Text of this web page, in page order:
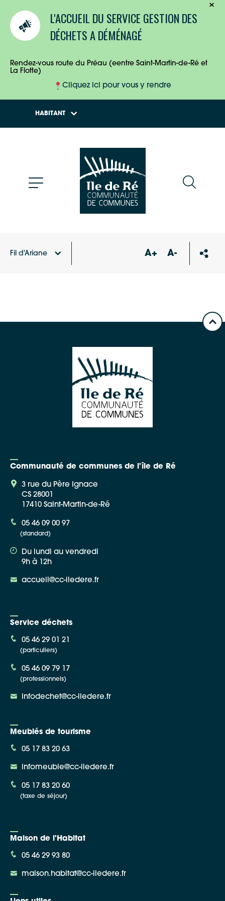
L'ACCUEIL DU SERVICE GESTION DES
DÉCHETS A DÉMÉNAGÉ
Rendez-vous route du Préau (eentre Saint-Martin-de-Ré et
La Flotte)
Cliquez ici pour vous y rendre
HABITANT
ENTREPRISES
Fil d'Ariane A+ A-
Communauté de communes de l'île de Ré
3 rue du Père Ignace
CS 28001
17410 Saint-Martin-de-Ré
05 46 09 00 97
(standard)
Du lundi au vendredi
9h à 12h
accueil@cc-iledere.fr
Service déchets
05 46 29 01 21
(particuliers)
05 46 09 79 17
(professionnels)
infodechet@cc-iledere.fr
Meublés de tourisme
05 17 83 20 63
infomeuble@cc-iledere.fr
05 17 83 20 60
(taxe de séjour)
Maison de l'Habitat
05 46 29 93 80
maison.habitat@cc-iledere.fr
Apple Plans